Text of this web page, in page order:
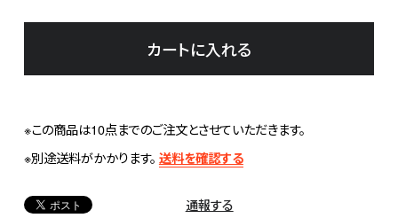
カートに入れる
※この商品は10点までのご注文とさせていただきます。
※別途送料がかかります。 送料を確認する
通報する